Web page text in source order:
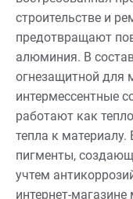
строительстве и
предотвращают
алюминия. В
огнезащитной для
интермессентные
работают как
тепла к
пигменты,
учтем
интернет-